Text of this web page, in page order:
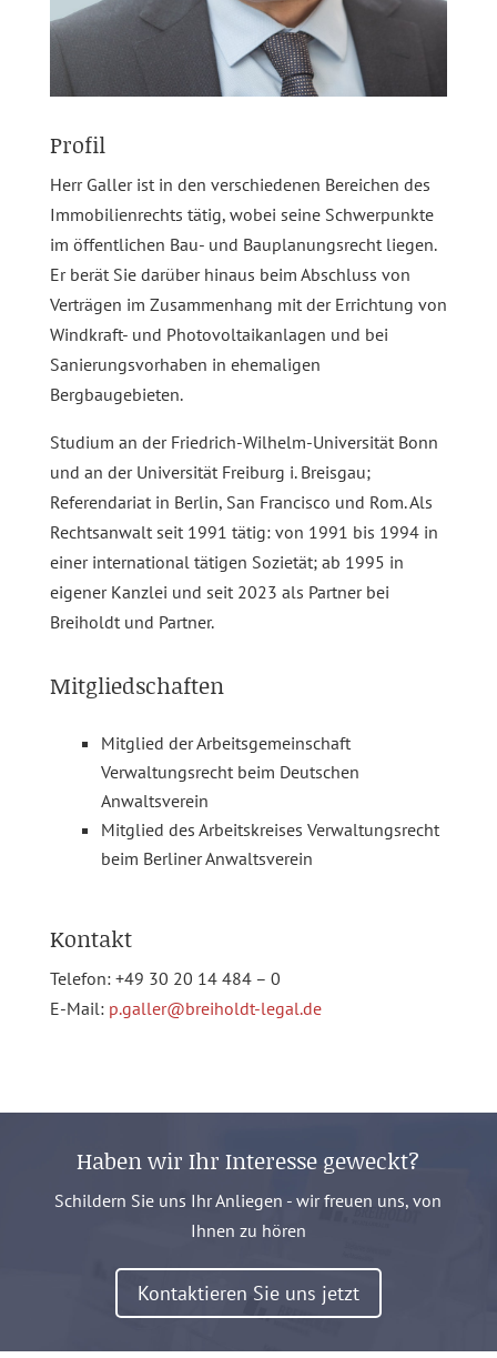
Profil
Herr Galler ist in den verschiedenen Bereichen des
Immobilienrechts tätig, wobei seine Schwerpunkte
im öffentlichen Bau- und Bauplanungsrecht liegen.
Er berät Sie darüber hinaus beim Abschluss von
Verträgen im Zusammenhang mit der Errichtung von
Windkraft- und Photovoltaikanlagen und bei
Sanierungsvorhaben in ehemaligen
Bergbaugebieten.
Studium an der Friedrich-Wilhelm-Universität Bonn
und an der Universität Freiburg i. Breisgau;
Referendariat in Berlin, San Francisco und Rom. Als
Rechtsanwalt seit 1991 tätig: von 1991 bis 1994 in
einer international tätigen Sozietät; ab 1995 in
eigener Kanzlei und seit 2023 als Partner bei
Breiholdt und Partner.​
Mitgliedschaften
Mitglied der Arbeitsgemeinschaft
Verwaltungsrecht beim Deutschen
Anwaltsverein
Mitglied des Arbeitskreises Verwaltungsrecht
beim Berliner Anwaltsverein
Kontakt
Telefon: +49 30 20 14 484 – 0
E-Mail: p.galler@breiholdt-legal.de
Haben wir Ihr Interesse geweckt?
Schildern Sie uns Ihr Anliegen - wir freuen uns, von
Ihnen zu hören
Kontaktieren Sie uns jetzt